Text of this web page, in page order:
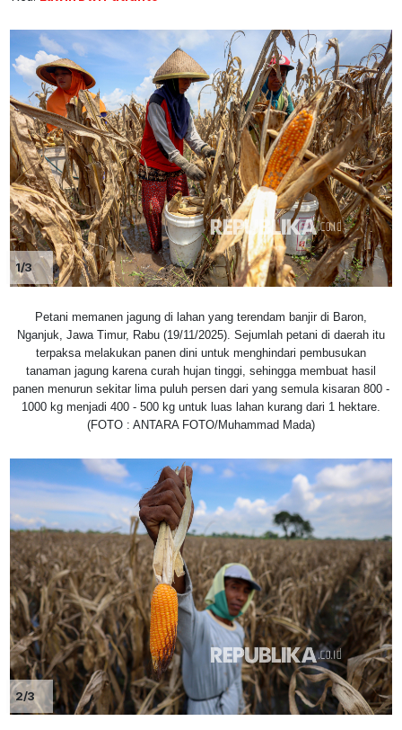
1/3
Petani memanen jagung di lahan yang terendam banjir di Baron,
Nganjuk, Jawa Timur, Rabu (19/11/2025). Sejumlah petani di daerah itu
terpaksa melakukan panen dini untuk menghindari pembusukan
tanaman jagung karena curah hujan tinggi, sehingga membuat hasil
panen menurun sekitar lima puluh persen dari yang semula kisaran 800 -
1000 kg menjadi 400 - 500 kg untuk luas lahan kurang dari 1 hektare.
(FOTO : ANTARA FOTO/Muhammad Mada)
2/3